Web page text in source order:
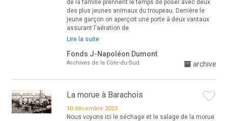
de la famille prennent le temps de poser avec deux
des plus jeunes animaux du troupeau. Derrière le
jeune garçon on aperçoit une porte à deux vantaux
assurant l'aération de
Lire la suite
Fonds J-Napoléon Dumont
archive
Archives de la Côte-du-Sud
La morue à Barachois
10 décembre 2023
Nous voyons ici le séchage et le salage de la morue